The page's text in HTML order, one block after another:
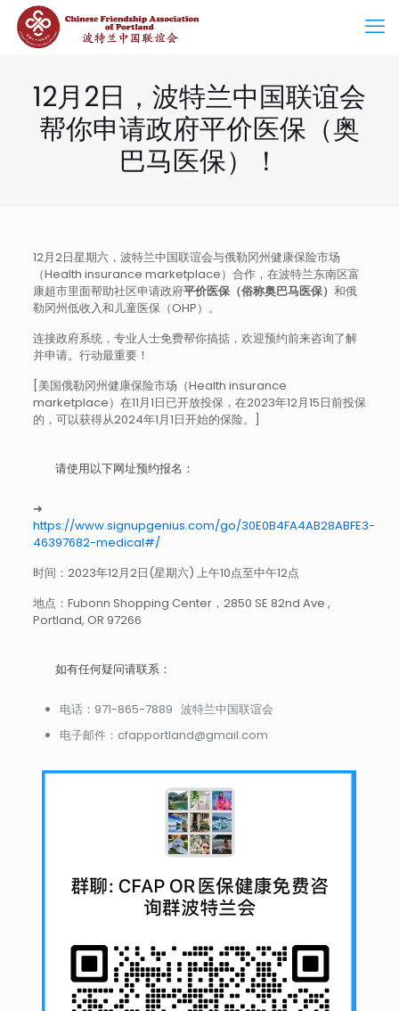
12月2日，波特兰中国联谊会
帮你申请政府平价医保（奥
巴马医保）！
12月2日星期六，波特兰中国联谊会与俄勒冈州健康保险市场
（Health insurance marketplace）合作，在波特兰东南区富
康超市里面帮助社区申请政府平价医保（俗称奥巴马医保） 和俄
勒冈州低收入和儿童医保（OHP）。
连接政府系统，专业人士免费帮你搞掂，欢迎预约前来咨询了解
并申请。行动最重要！
[美国俄勒冈州健康保险市场（Health insurance
marketplace）在11月1日已开放投保，在2023年12月15日前投保
的，可以获得从2024年1月1日开始的保险。]
请使用以下网址预约报名：
➜
https://www.signupgenius.com/go/30E0B4FA4AB28ABFE3-
46397682-medical#/
时间：2023年12月2日(星期六) 上午10点至中午12点
地点：Fubonn Shopping Center，2850 SE 82nd Ave ,
Portland, OR 97266
如有任何疑问请联系：
电话：971-865-7889 波特兰中国联谊会
电子邮件：cfapportland@gmail.com